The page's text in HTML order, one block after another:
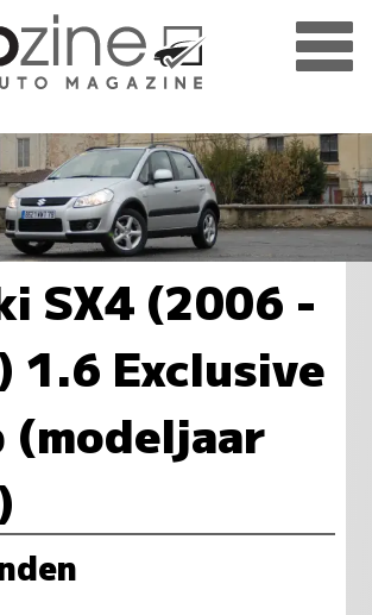
SX4 (2006 -
1.6 Exclusive
(modeljaar